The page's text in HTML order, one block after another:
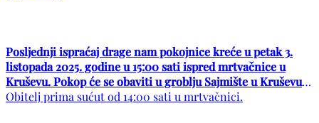
Posljednji ispraćaj drage nam pokojnice kreće u petak 3.
listopada 2025. godine u 15:00 sati ispred mrtvačnice u
Kruševu. Pokop će se obaviti u groblju Sajmište u Kruševu.
Obitelj prima sućut od 14:00 sati u mrtvačnici.